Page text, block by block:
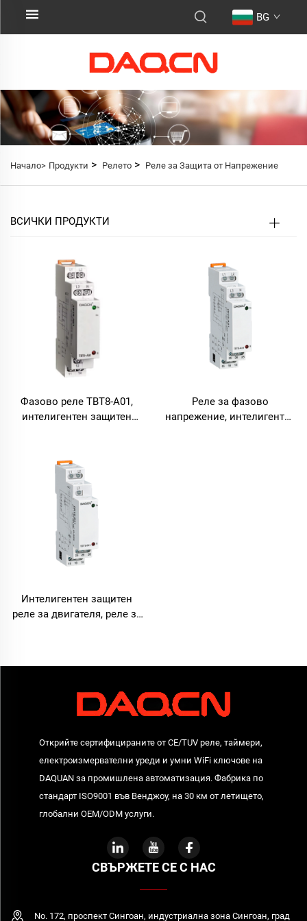
BG
Начало> Продукти > Релето > Реле за Защита от Напрежение
ВСИЧКИ ПРОДУКТИ
Фазово реле TBT8-A01,
интелигентен защитен
защита от претоварване
по напрежение, реле за
авария на фаза
Реле за фазово
напрежение, интелигентна
Интелигентен защитен
реле за двигателя, реле за
напрежение
Открийте сертифицираните от CE/TUV реле, таймери,
електроизмервателни уреди и умни WiFi ключове на
DAQUAN за промишлена автоматизация. Фабрика по
стандарт ISO9001 във Венджоу, на 30 км от летището,
глобални OEM/ODM услуги.
СВЪРЖЕТЕ СЕ С НАС
No. 172, проспект Сингоан, индустриална зона Сингоан, град